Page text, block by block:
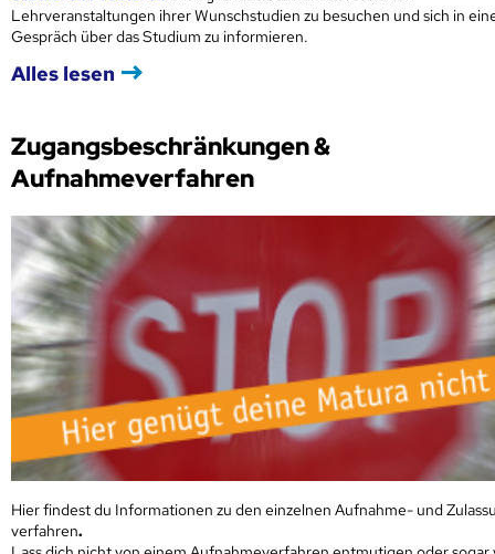
Lehrveranstaltungen ihrer Wunschstudien zu besuchen und sich in
Gespräch über das Studium zu informieren.
Alles lesen
Zugangsbeschränkungen &
Aufnahmeverfahren
Hier findest du Informationen zu den einzelnen Aufnahme- und
verfahren.